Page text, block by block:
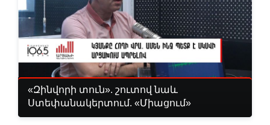
«Զինվորի տուն». շուտով նաև
Ստեփանակերտում. «Միացում»